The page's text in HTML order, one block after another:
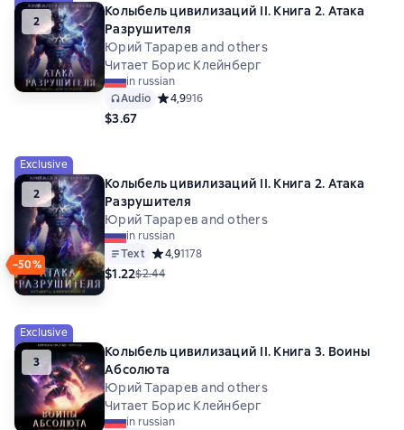
2
Колыбель цивилизаций II. Книга 2. Атака
Разрушителя
Юрий Тарарев and others
Читает Борис Клейнберг
in russian
Audio Средний рейтинг 4,9 на основе 916 оценок
4,9916
$3.67
Exclusive
2
−50%
Колыбель цивилизаций II. Книга 2. Атака
Разрушителя
Юрий Тарарев and others
in russian
Text Средний рейтинг 4,9 на основе 1178 оценок
4,91178
$1.22$2.44
Exclusive
3
Колыбель цивилизаций II. Книга 3. Воины
Абсолюта
Юрий Тарарев and others
Читает Борис Клейнберг
in russian